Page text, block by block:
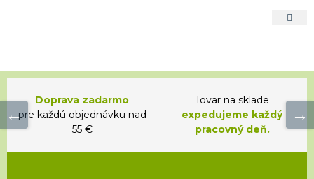
Doprava zadarmo
pre každú objednávku nad
55 €
Tovar na sklade
expedujeme každý
pracovný deň.